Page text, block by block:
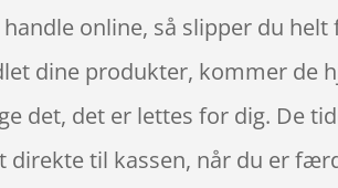
online, så slipper du
dine produkter, kommer de
det, det er lettes for dig. De
til kassen, når du er